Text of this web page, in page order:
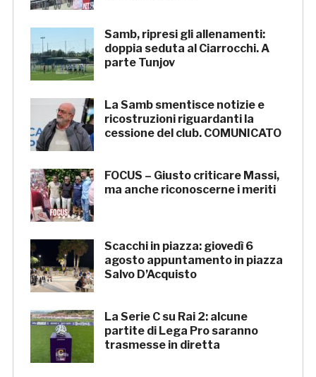
Samb, ripresi gli allenamenti:
doppia seduta al Ciarrocchi. A
parte Tunjov
La Samb smentisce notizie e
ricostruzioni riguardanti la
cessione del club. COMUNICATO
FOCUS – Giusto criticare Massi,
ma anche riconoscerne i meriti
Scacchi in piazza: giovedì 6
agosto appuntamento in piazza
Salvo D’Acquisto
La Serie C su Rai 2: alcune
partite di Lega Pro saranno
trasmesse in diretta